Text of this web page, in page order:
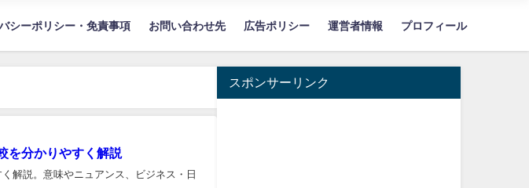
シーポリシー・免責事項 お問い合わせ先 広告ポリシー 運営者情報 プロフィール
を分かりやすく解説
解説。意味やニュアンス、ビジネス・日
スポンサーリンク